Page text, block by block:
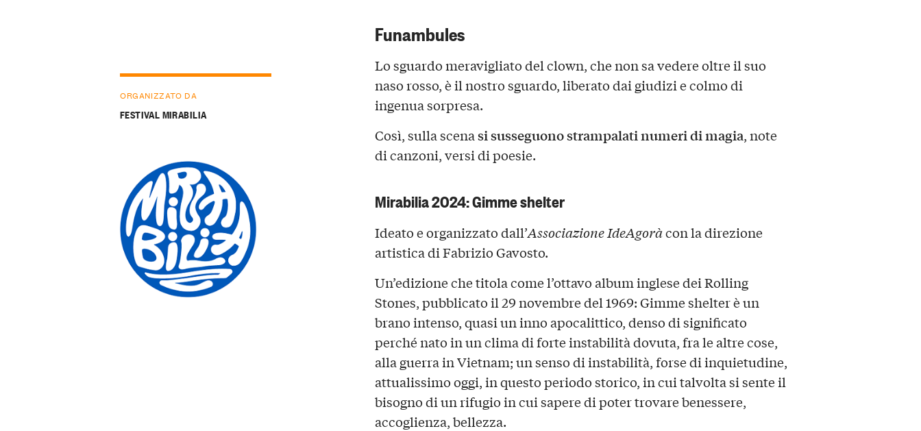
Funambules
Lo sguardo meravigliato del clown, che non sa vedere oltre il suo
naso rosso, è il nostro sguardo, liberato dai giudizi e colmo di
ingenua sorpresa.
Così, sulla scenasi susseguono strampalati numeri di magia, note
di canzoni, versi di poesie.
Mirabilia 2024: Gimme shelter
Ideato e organizzato dall’Associazione IdeAgoràcon la direzione
artistica di Fabrizio Gavosto.
Un’edizione che titola come l’ottavo album inglese dei Rolling
Stones, pubblicato il 29 novembre del 1969: Gimme shelter è un
brano intenso, quasi un inno apocalittico, denso di significato
perché nato in un clima di forte instabilità dovuta, fra le altre cose,
alla guerra in Vietnam; un senso di instabilità, forse di inquietudine,
attualissimo oggi, in questo periodo storico, in cui talvolta si sente il
bisogno di un rifugio in cui sapere di poter trovare benessere,
accoglienza, bellezza.
ORGANIZZATO DA
FESTIVAL MIRABILIA